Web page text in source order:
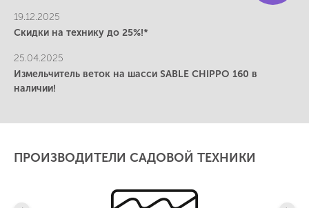
19.12.2025
Скидки на технику до 25%!*
25.04.2025
Измельчитель веток на шасси SABLE CHIPPO 160 в
наличии!
ПРОИЗВОДИТЕЛИ САДОВОЙ ТЕХНИКИ